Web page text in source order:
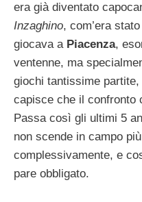
era già diventato
Inzaghino, com’era
giocava a Piacenza,
ventenne, ma
giochi tantissime partite,
capisce che il confronto
Passa così gli ultimi 5
non scende in campo
complessivamente, e
pare obbligato.